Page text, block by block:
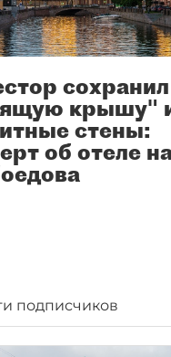
сохранил
крышу"
стены:
об отеле
подписчиков